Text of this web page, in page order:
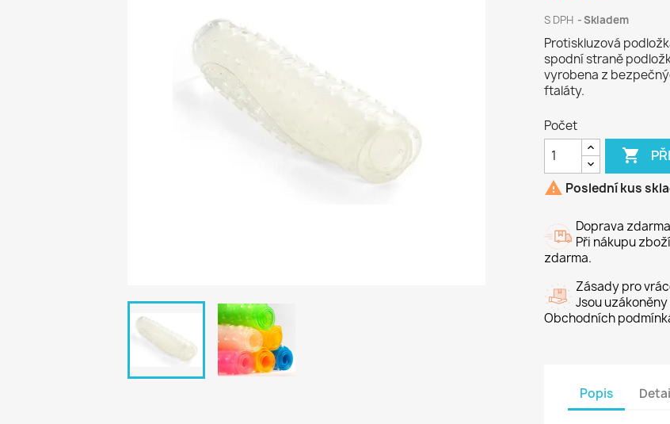
S DPH Skladem
Protiskluzová
spodní straně
vyrobena z
ftaláty.
Počet

 Poslední kus
Doprava zdarma
Při nákupu
zdarma.
Zásady pro
Jsou
Obchodních
Popis